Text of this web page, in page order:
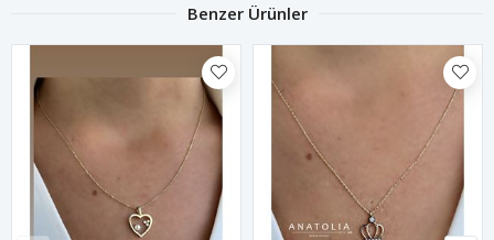
Benzer Ürünler